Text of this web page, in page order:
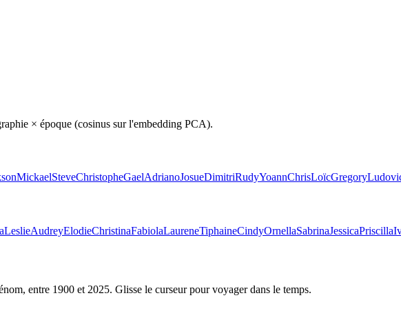
× époque (cosinus sur l'embedding PCA).
MickaelSteveChristopheGaelAdrianoJosueDimitriRudyYoannChrisLoïcGregory
LeslieAudreyElodieChristinaFabiolaLaureneTiphaineCindyOrnellaSabrinaJessicaPriscilla
entre 1900 et 2025. Glisse le curseur pour voyager dans le temps.